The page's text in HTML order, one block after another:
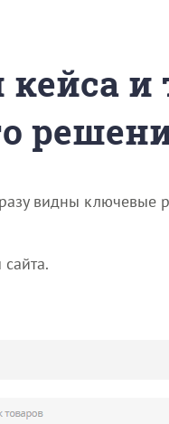
и
видны ключевые